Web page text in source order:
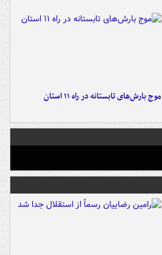
موج بارش‌های تابستانه در راه ۱۱ استان